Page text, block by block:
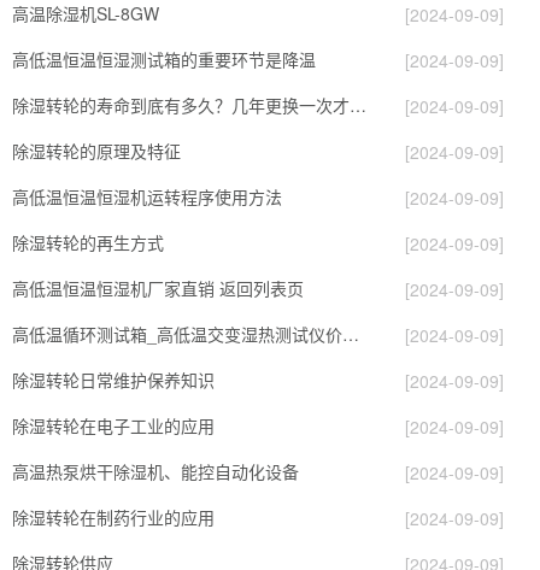
高温除湿机SL-8GW
[2024-09-09]
高低温恒温恒湿测试箱的重要环节是降温
[2024-09-09]
除湿转轮的寿命到底有多久？几年更换一次才合适呢？
[2024-09-09]
除湿转轮的原理及特征
[2024-09-09]
高低温恒温恒湿机运转程序使用方法
[2024-09-09]
除湿转轮的再生方式
[2024-09-09]
高低温恒温恒湿机厂家直销 返回列表页
[2024-09-09]
高低温循环测试箱_高低温交变湿热测试仪价格_小型恒温恒湿试验箱厂家.pdf
[2024-09-09]
除湿转轮日常维护保养知识
[2024-09-09]
除湿转轮在电子工业的应用
[2024-09-09]
高温热泵烘干除湿机、能控自动化设备
[2024-09-09]
除湿转轮在制药行业的应用
[2024-09-09]
除湿转轮供应
[2024-09-09]